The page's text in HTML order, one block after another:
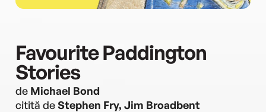
Favourite Paddington
Stories
de Michael Bond
citită deStephen Fry, Jim Broadbent